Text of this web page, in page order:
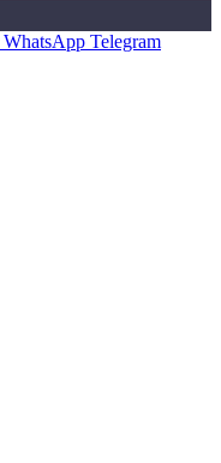
WhatsApp Telegram